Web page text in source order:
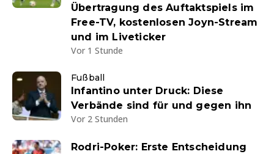
Übertragung des Auftaktspiels im
Free-TV, kostenlosen Joyn-Stream
und im Liveticker
Vor 1 Stunde
Fußball
Infantino unter Druck: Diese
Verbände sind für und gegen ihn
Vor 2 Stunden
Rodri-Poker: Erste Entscheidung